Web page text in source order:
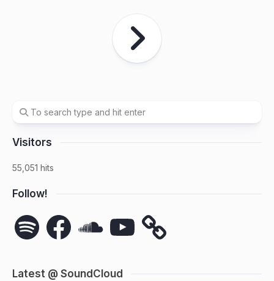
Visitors
55,051 hits
Follow!
Spotify FacebookSoundCloudYouTube
Latest @ SoundCloud